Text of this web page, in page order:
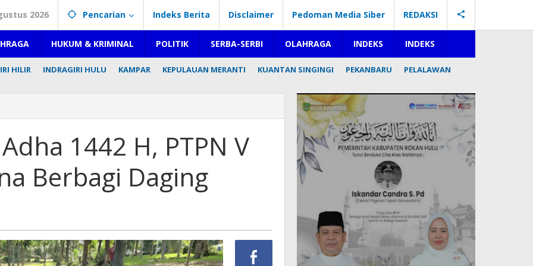
2026 Pencarian Indeks Berita Disclaimer Pedoman Media Siber REDAKSI
HUKUM & KRIMINAL POLITIK SERBA-SERBI OLAHRAGA INDEKS INDEKS
HILIR INDRAGIRI HULU KAMPAR KEPULAUAN MERANTI KUANTAN SINGINGI PEKANBARU
PELALAWAN
1442 H, PTPN V
Berbagi Daging